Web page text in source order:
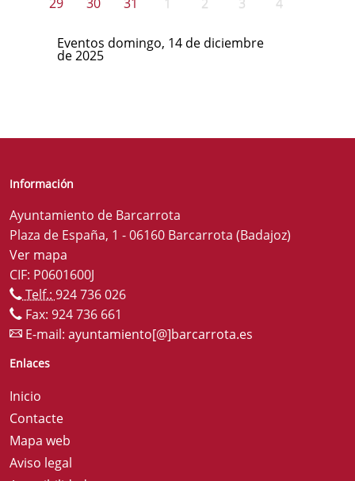
Eventos domingo, 14 de diciembre
de 2025
Información
Ayuntamiento de Barcarrota
Plaza de España, 1 - 06160 Barcarrota (Badajoz)
Ver mapa
CIF: P0601600J
Telf.: 924 736 026
Fax: 924 736 661
E-mail: ayuntamiento[@]barcarrota.es
Enlaces
Inicio
Contacte
Mapa web
Aviso legal